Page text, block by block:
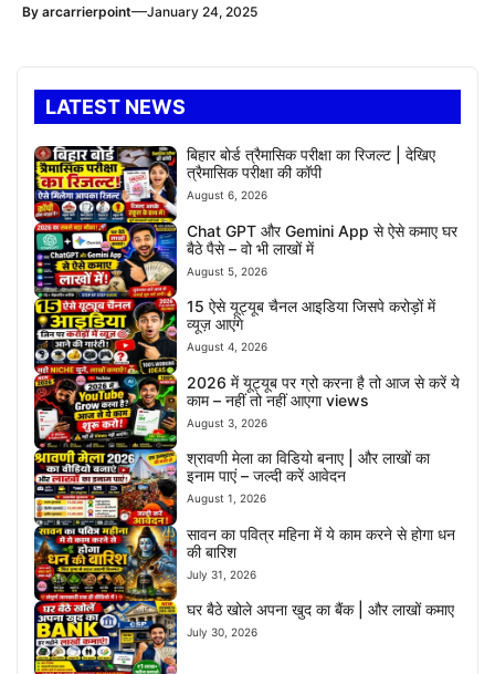
By arcarrierpoint—January 24, 2025
LATEST NEWS
बिहार बोर्ड त्रैमासिक परीक्षा का रिजल्ट | देखिए
त्रैमासिक परीक्षा की कॉपी
August 6, 2026
Chat GPT और Gemini App से ऐसे कमाए घर
बैठे पैसे – वो भी लाखों में
August 5, 2026
15 ऐसे यूट्यूब चैनल आइडिया जिसपे करोड़ों में
व्यूज़ आएंगे
August 4, 2026
2026 में यूट्यूब पर ग्रो करना है तो आज से करें ये
काम – नहीं तो नहीं आएगा views
August 3, 2026
श्रावणी मेला का विडियो बनाए | और लाखों का
इनाम पाएं – जल्दी करें आवेदन
August 1, 2026
सावन का पवित्र महिना में ये काम करने से होगा धन
की बारिश
July 31, 2026
घर बैठे खोले अपना खुद का बैंक | और लाखों कमाए
July 30, 2026